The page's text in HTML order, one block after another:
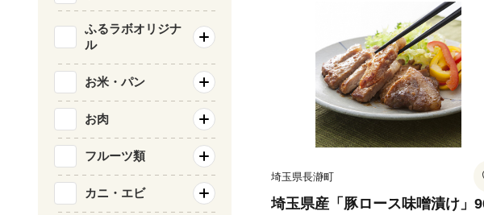
埼玉県長瀞町
埼玉県産「豚ロース味噌漬け」
ふるラボオリジナ
ル
お米・パン
お肉
フルーツ類
カニ・エビ